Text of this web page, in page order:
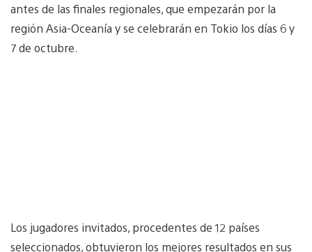
antes de las finales regionales, que empezarán por la
región Asia-Oceanía y se celebrarán en Tokio los días 6 y
7 de octubre.
Los jugadores invitados, procedentes de 12 países
seleccionados, obtuvieron los mejores resultados en sus